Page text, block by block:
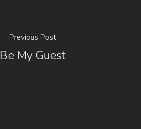
Previous Post
Be My Guest